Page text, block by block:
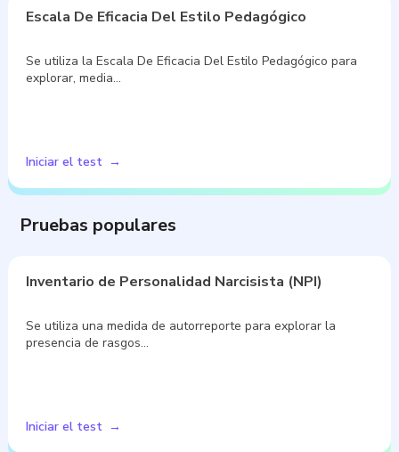
Escala De Eficacia Del Estilo Pedagógico
Se utiliza la Escala De Eficacia Del Estilo Pedagógico para
explorar, media…
Iniciar el test
Pruebas populares
Inventario de Personalidad Narcisista (NPI)
Se utiliza una medida de autorreporte para explorar la
presencia de rasgos…
Iniciar el test